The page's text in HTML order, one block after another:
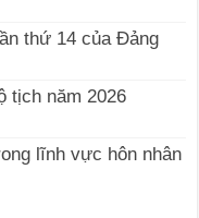
thứ 14 của Đảng
tịch năm 2026
lĩnh vực hôn nhân